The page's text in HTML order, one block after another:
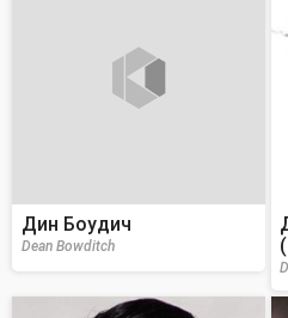
Дин Боудич
Dean Bowditch